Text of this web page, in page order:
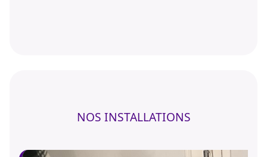
NOS INSTALLATIONS